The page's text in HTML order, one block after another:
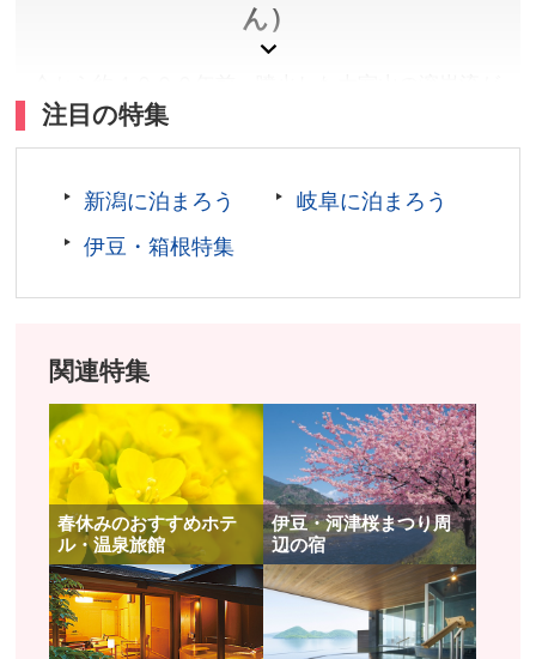
ん）
相模湾に流れ込み、海水に冷やされながら陸地へと
変化していったのが、現在の城ヶ崎海岸です。富士
箱根伊豆国立公園の中に位置し、”ジオサイト”とし
ても貴重なこの海岸には、一度は見たい絶景や、歴
史を味わう名所旧跡がたくさんあります。海岸線に
てください。伊東市の有形文化財「三島神社」、黒
船来航で設置された「砲台跡」、スリル満点の「門
脇つり橋」、絶景の「門脇埼灯台」など、ゆっくり
歩いて２時間程度。城ヶ崎海岸をまるごと楽しめる
こと間違いなしです。
城ヶ崎海岸の断崖絶壁に架けられた「門脇つり
橋」。高さ約２３ｍ、８階建てのビルほどもある空
中を、海風を受けながら進んでいきます。足下はも
注目の特集
新潟に泊まろう
岐阜に泊まろう
伊豆・箱根特集
関連特集
春休みのおすすめホテ
ル・温泉旅館
伊豆・河津桜まつり周
辺の宿